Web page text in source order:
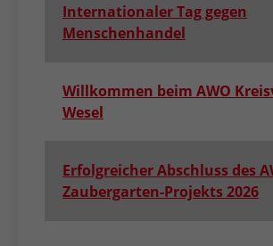
Internationaler Tag gegen
Menschenhandel
Willkommen beim AWO
Wesel
Erfolgreicher Abschluss des
Zaubergarten-Projekts 2026